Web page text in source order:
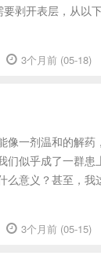
剥开表层，从以
3个月前 (05-18)
像一剂温和的解
们似乎成了一群患
么意义？甚至，
3个月前 (05-15)